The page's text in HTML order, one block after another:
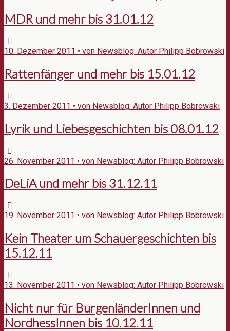
MDR und mehr bis 31.01.12
10. Dezember 2011 • von Newsblog: Autor Philipp Bobrowski
Rattenfänger und mehr bis 15.01.12
3. Dezember 2011 • von Newsblog: Autor Philipp Bobrowski
Lyrik und Liebesgeschichten bis 08.01.12
26. November 2011 • von Newsblog: Autor Philipp Bobrowski
DeLiA und mehr bis 31.12.11
19. November 2011 • von Newsblog: Autor Philipp Bobrowski
Kein Theater um Schauergeschichten bis
15.12.11
13. November 2011 • von Newsblog: Autor Philipp Bobrowski
Nicht nur für BurgenländerInnen und
NordhessInnen bis 10.12.11